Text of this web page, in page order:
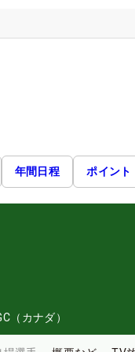
年間日程 ポイント
（カナダ）